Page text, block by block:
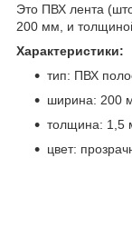
Это ПВХ лента
200 мм, и
Характеристики:
тип: ПВХ
ширина: 200
толщина: 1,5
цвет: